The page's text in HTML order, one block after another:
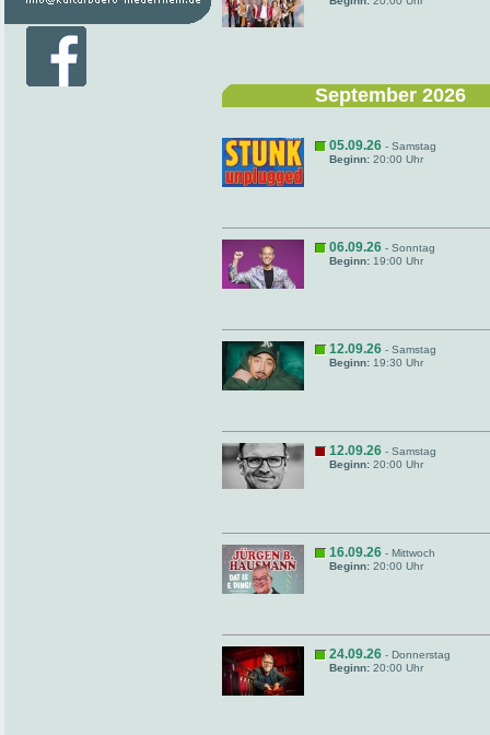
September 2026
05.09.26 - Samstag
Beginn: 20:00 Uhr
06.09.26 - Sonntag
Beginn: 19:00 Uhr
12.09.26 - Samstag
Beginn: 19:30 Uhr
12.09.26 - Samstag
Beginn: 20:00 Uhr
16.09.26 - Mittwoch
Beginn: 20:00 Uhr
24.09.26 - Donnerstag
Beginn: 20:00 Uhr